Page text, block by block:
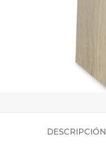
DESCRIPCIÓN